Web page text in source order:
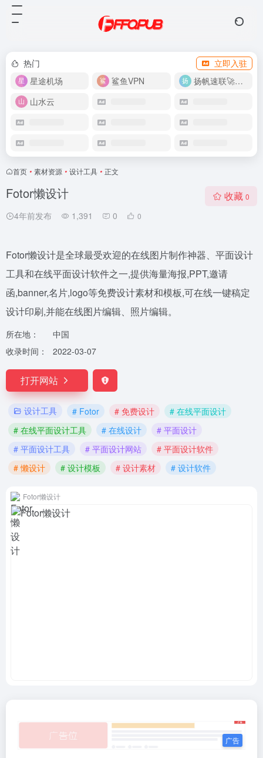
热门
立即入驻
星途机场
鲨鱼VPN
扬帆速联🚀很快
山水云
首页 • 素材资源 • 设计工具 • 正文
Fotor懒设计
4年前发布 1,391 0 0
收藏 0
Fotor懒设计是全球最受欢迎的在线图片制作神器、平面设计
工具和在线平面设计软件之一,提供海量海报,PPT,邀请
函,banner,名片,logo等免费设计素材和模板,可在线一键稿定
设计印刷,并能在线图片编辑、照片编辑。
所在地：
中国
收录时间：
2022-03-07
打开网站
设计工具 # Fotor # 免费设计
# 在线平面设计
# 在线平面设计工具
# 在线设计
# 平面设计
# 平面设计工具
# 平面设计网站
# 平面设计软件
# 懒设计
# 设计模板 # 设计素材 # 设计软件
Fotor懒设计